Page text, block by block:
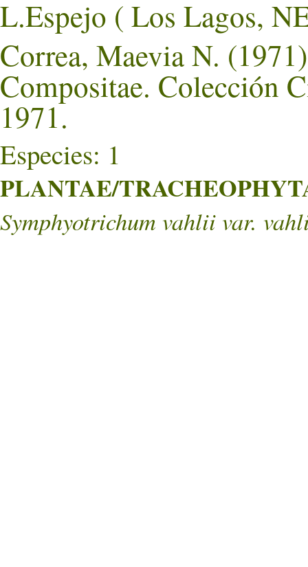
L.Espejo ( Los Lagos,
Correa, Maevia N.
Compositae. Colección
1971.
Especies: 1
PLANTAE/
Symphyotrichum vahlii var.